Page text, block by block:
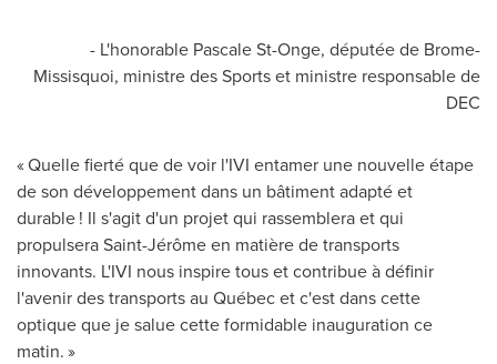
- L'honorable Pascale St-Onge, députée de Brome-
Missisquoi, ministre des Sports et ministre responsable de
DEC
« Quelle fierté que de voir l'IVI entamer une nouvelle étape
de son développement dans un bâtiment adapté et
durable ! Il s'agit d'un projet qui rassemblera et qui
propulsera Saint-Jérôme en matière de transports
innovants. L'IVI nous inspire tous et contribue à définir
l'avenir des transports au Québec et c'est dans cette
optique que je salue cette formidable inauguration ce
matin. »